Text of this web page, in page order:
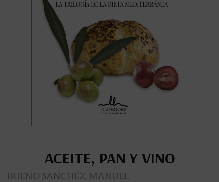
ACEITE, PAN Y VINO
BUENO SANCHÉZ, MANUEL